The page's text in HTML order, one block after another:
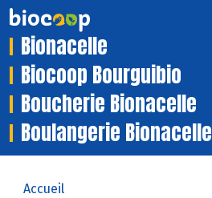
Bionacelle
Biocoop Bourguibio
Boucherie Bionacelle
Boulangerie Bionacelle
Accueil